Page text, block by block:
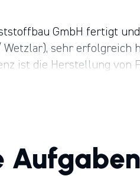
GmbH fertigt
sehr erfolgreich
ist die Herstellung von
sowie der Vertrieb
Die Handwerksgruppe,